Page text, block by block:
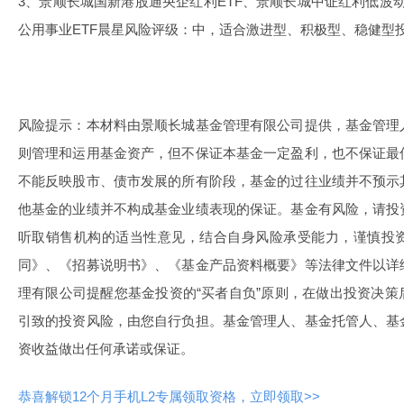
公用事业ETF晨星风险评级：中，适合激进型、积极型、稳健型
风险提示：本材料由景顺长城基金管理有限公司提供，基金管
则管理和运用基金资产，但不保证本基金一定盈利，也不保证
不能反映股市、债市发展的所有阶段，基金的过往业绩并不预
他基金的业绩并不构成基金业绩表现的保证。基金有风险，请
听取销售机构的适当性意见，结合自身风险承受能力，谨慎投
同》、《招募说明书》、《基金产品资料概要》等法律文件以
理有限公司提醒您基金投资的“买者自负”原则，在做出投资决
引致的投资风险，由您自行负担。基金管理人、基金托管人、
资收益做出任何承诺或保证。
恭喜解锁12个月手机L2专属领取资格，立即领取>>